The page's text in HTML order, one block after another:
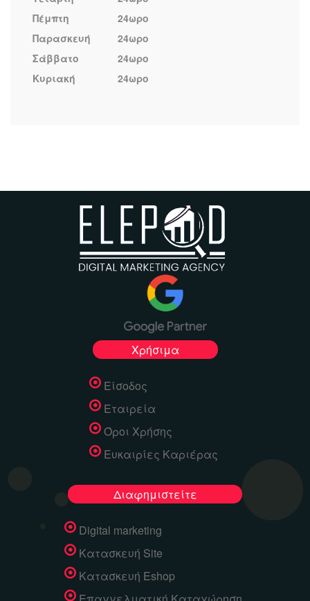
Πέμπτη
24ωρο
Παρασκευή
24ωρο
Σάββατο
24ωρο
Κυριακή
24ωρο
Χρήσιμα
Είσοδος
Εταιρεία
Όροι Χρήσης
Ευκαιρίες Καριέρας
Διαφημιστείτε
Digital marketing
Κατασκευή Site
Κατασκευή Eshop